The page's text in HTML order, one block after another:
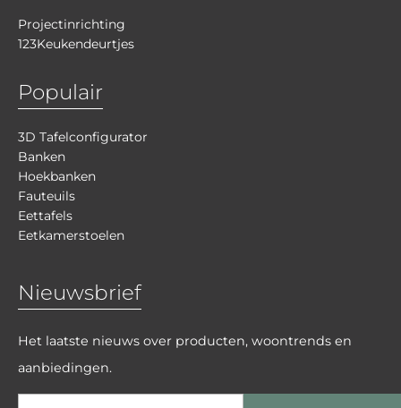
Projectinrichting
123Keukendeurtjes
Populair
3D Tafelconfigurator
Banken
Hoekbanken
Fauteuils
Eettafels
Eetkamerstoelen
Nieuwsbrief
Het laatste nieuws over producten, woontrends en
aanbiedingen.